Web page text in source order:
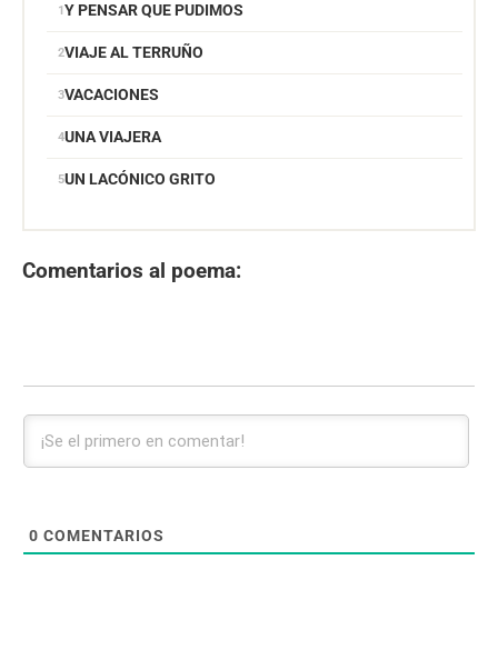
Y PENSAR QUE PUDIMOS
VIAJE AL TERRUÑO
VACACIONES
UNA VIAJERA
UN LACÓNICO GRITO
Comentarios al poema:
0 COMENTARIOS